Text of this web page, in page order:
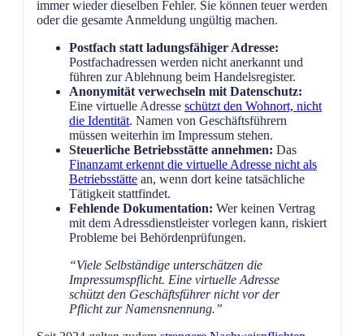
immer wieder dieselben Fehler. Sie können teuer werden
oder die gesamte Anmeldung ungültig machen.
Postfach statt ladungsfähiger Adresse:
Postfachadressen werden nicht anerkannt und
führen zur Ablehnung beim Handelsregister.
Anonymität verwechseln mit Datenschutz:
Eine virtuelle Adresse schützt den Wohnort, nicht
die Identität. Namen von Geschäftsführern
müssen weiterhin im Impressum stehen.
Steuerliche Betriebsstätte annehmen: Das
Finanzamt erkennt die virtuelle Adresse nicht als
Betriebsstätte an, wenn dort keine tatsächliche
Tätigkeit stattfindet.
Fehlende Dokumentation: Wer keinen Vertrag
mit dem Adressdienstleister vorlegen kann, riskiert
Probleme bei Behördenprüfungen.
“Viele Selbständige unterschätzen die
Impressumspflicht. Eine virtuelle Adresse
schützt den Geschäftsführer nicht vor der
Pflicht zur Namensnennung.”